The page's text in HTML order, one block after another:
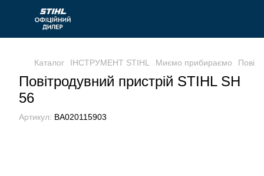
Каталог ІНСТРУМЕНТ STIHL Миємо прибираємо
Повітродувний пристрій STIHL SH
56
Артикул: BA020115903